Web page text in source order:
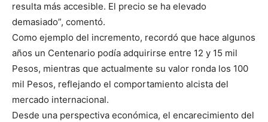
resulta más accesible. El precio se ha elevado
demasiado”, comentó.
Como ejemplo del incremento, recordó que hace algunos
años un Centenario podía adquirirse entre 12 y 15 mil
Pesos, mientras que actualmente su valor ronda los 100
mil Pesos, reflejando el comportamiento alcista del
mercado internacional.
Desde una perspectiva económica, el encarecimiento del